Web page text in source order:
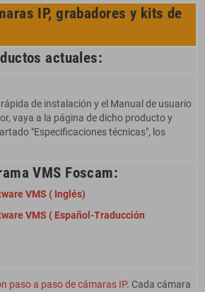
IP, grabadores y kits de
actuales:
de instalación y el Manual de usuario
vaya a la página de dicho producto y
"Especificaciones técnicas", los
VMS Foscam:
VMS ( Inglés)
VMS ( Español-Traducción
paso a paso de cámaras IP. Cada cámara